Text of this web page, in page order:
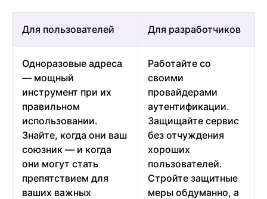
Для пользователей Для разработчиков
Одноразовые адреса
— мощный
инструмент при их
правильном
использовании.
Знайте, когда они ваш
союзник — и когда
они могут стать
препятствием для
ваших важных
Работайте со
своими
провайдерами
аутентификации.
Защищайте сервис
без отчуждения
хороших
пользователей.
Стройте защитные
меры обдуманно, а